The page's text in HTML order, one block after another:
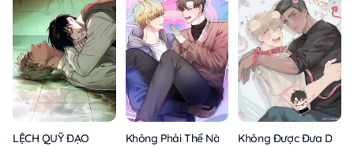
LỆCH QUỸ ĐẠO
Không Phải Thế Này
Không Được Đưa Dây